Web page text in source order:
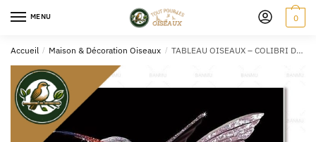
MENU 0
Accueil / Maison & Décoration Oiseaux / TABLEAU OISEAUX – COLIBRI DORÉ